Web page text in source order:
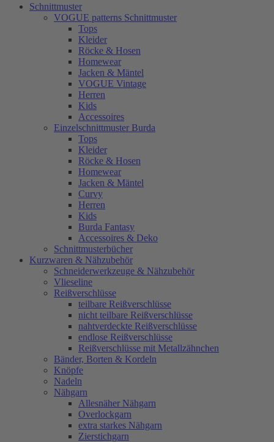
Schnittmuster
VOGUE patterns Schnittmuster
Tops
Kleider
Röcke & Hosen
Homewear
Jacken & Mäntel
VOGUE Vintage
Herren
Kids
Accessoires
Einzelschnittmuster Burda
Tops
Kleider
Röcke & Hosen
Homewear
Jacken & Mäntel
Curvy
Herren
Kids
Burda Fantasy
Accessoires & Deko
Schnittmusterbücher
Kurzwaren & Nähzubehör
Schneiderwerkzeuge & Nähzubehör
Vlieseline
Reißverschlüsse
teilbare Reißverschlüsse
nicht teilbare Reißverschlüsse
nahtverdeckte Reißverschlüsse
endlose Reißverschlüsse
Reißverschlüsse mit Metallzähnchen
Bänder, Borten & Kordeln
Knöpfe
Nadeln
Nähgarn
Allesnäher Nähgarn
Overlockgarn
extra starkes Nähgarn
Zierstichgarn